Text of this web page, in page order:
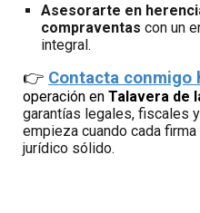
Asesorarte en
compraventas con un
integral.
👉 Contacta conmigo
operación enTalavera de
garantías legales, fiscales
empieza cuando cada
jurídico sólido.